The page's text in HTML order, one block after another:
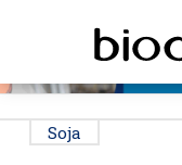
Soja